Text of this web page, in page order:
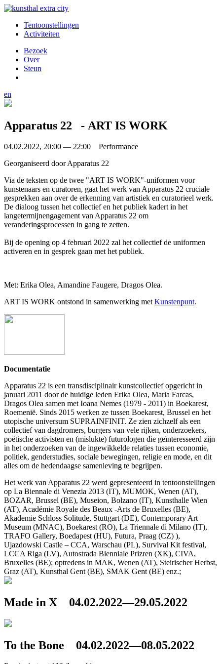
Tentoonstellingen
Activiteiten
Bezoek
Over
Steun
en
Apparatus 22⠀- ART IS WORK
04.02.2022, 20:00 — 22:00 Performance
Georganiseerd door Apparatus 22
Via de teksten op de twee "ART IS WORK"-uniformen voor
kunstenaars en curatoren, gaat het werk van Apparatus 22 cruciale
gesprekken aan over de erkenning van artistiek en curatorieel werk.
De dialoog tussen het collectief en het publiek kadert in het
langetermijnengagement van Apparatus 22 om
veranderingsprocessen in gang te zetten.
Bij de opening op 4 februari 2022 zal het collectief de uniformen
activeren en in gesprek gaan met het publiek.
Met: Erika Olea, Amandine Faugere, Dragos Olea.
ART IS WORK ontstond in samenwerking met Kunstenpunt.
Documentatie
Apparatus 22 is een transdisciplinair kunstcollectief opgericht in
januari 2011 door de huidige leden Erika Olea, Maria Farcas,
Dragos Olea samen met Ioana Nemes (1979 - 2011) in Boekarest,
Roemenië. Sinds 2015 werken ze tussen Boekarest, Brussel en het
utopische universum SUPRAINFINIT. Ze zien zichzelf als een
collectief van dagdromers, burgers van vele rijken, onderzoekers,
poëtische activisten en (mislukte) futurologen die geïnteresseerd zijn
in het onderzoeken van de ingewikkelde relaties tussen economie,
politiek, genderstudies, sociale bewegingen, religie en mode, en dit
alles om de hedendaagse samenleving te begrijpen.
Het werk van Apparatus 22 werd gepresenteerd in tentoonstellingen
op La Biennale di Venezia 2013 (IT), MUMOK, Wenen (AT),
BOZAR, Brussel (BE), Museion, Bolzano (IT), Kunsthalle Wien
(AT), Académie Royale des Beaux -Arts de Bruxelles (BE),
Akademie Schloss Solitude, Stuttgart (DE), Contemporary Art
Museum (MNAC), Boekarest (RO), La Triennale di Milano (IT),
TRAFO Gallery, Boedapest (HU), Futura, Praag (CZ) ),
Ujazdowski Castle – CCA, Warschau (PL), Survival Kit festival,
LCCA Riga (LV), Autostrada Bienniale Prizren (XK), CIVA,
Bruxelles (BE); optredens in MAK, Wenen (AT), Steirischer Herbst,
Graz (AT), Kunsthal Gent (BE), SMAK Gent (BE) enz.;
Made in X 04.02.2022—29.05.2022
To the Bone 04.02.2022—08.05.2022